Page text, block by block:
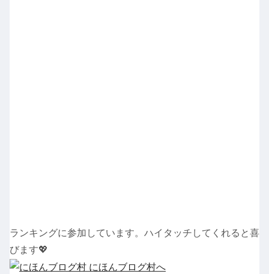
ランキングに参加しています。ハイタッチしてくれると喜
びます💖